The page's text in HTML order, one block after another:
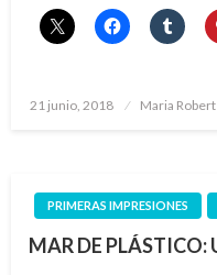
Publicado
21 junio, 2018 Maria Robert
PRIMERAS IMPRESIONES
MAR DE